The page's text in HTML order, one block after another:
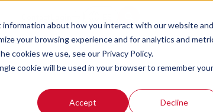
about how you interact with our website and
your browsing experience and for analytics and
cookies we use, see our Privacy Policy.
cookie will be used in your browser to remember your
Accept Decline